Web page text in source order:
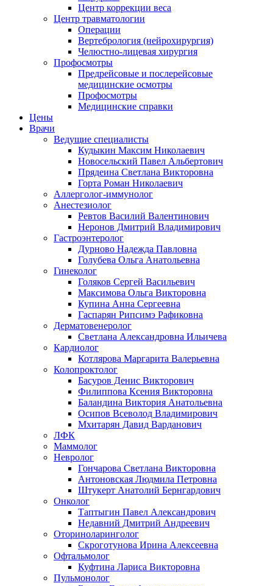
Центр коррекции веса
Центр травматологии
Операции
Вертебрология (нейрохирургия)
Челюстно-лицевая хирургия
Профосмотры
Предрейсовые и послерейсовые
медицинские осмотры
Профосмотры
Медицинские справки
Цены
Врачи
Ведущие специалисты
Кудыкин Максим Николаевич
Новосельский Павел Альбертович
Прядеина Светлана Викторовна
Горта Роман Николаевич
Аллерголог-иммунолог
Анестезиолог
Ревтов Василий Валентинович
Неронов Дмитрий Владимирович
Гастроэнтеролог
Дурново Надежда Павловна
Голубева Ольга Анатольевна
Гинеколог
Голяков Сергей Васильевич
Максимова Ольга Викторовна
Купина Анна Сергеевна
Гаспарян Рипсимэ Рафиковна
Дерматовенеролог
Светлана Александровна Ильичева
Кардиолог
Котлярова Маргарита Валерьевна
Колопроктолог
Басуров Денис Викторович
Филиппова Ксения Викторовна
Баландина Виктория Анатольевна
Осипов Всеволод Владимирович
Мхитарян Давид Варданович
ЛФК
Маммолог
Невролог
Гончарова Светлана Викторовна
Антоновская Людмила Петровна
Штукерт Анатолий Бернгардович
Онколог
Таптыгин Павел Александрович
Недавний Дмитрий Андреевич
Оториноларинголог
Скроготунова Ирина Алексеевна
Офтальмолог
Куфтина Лариса Викторовна
Пульмонолог